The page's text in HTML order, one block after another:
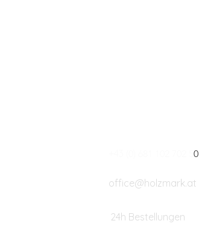
0
office@holzmark.at
24h Bestellungen